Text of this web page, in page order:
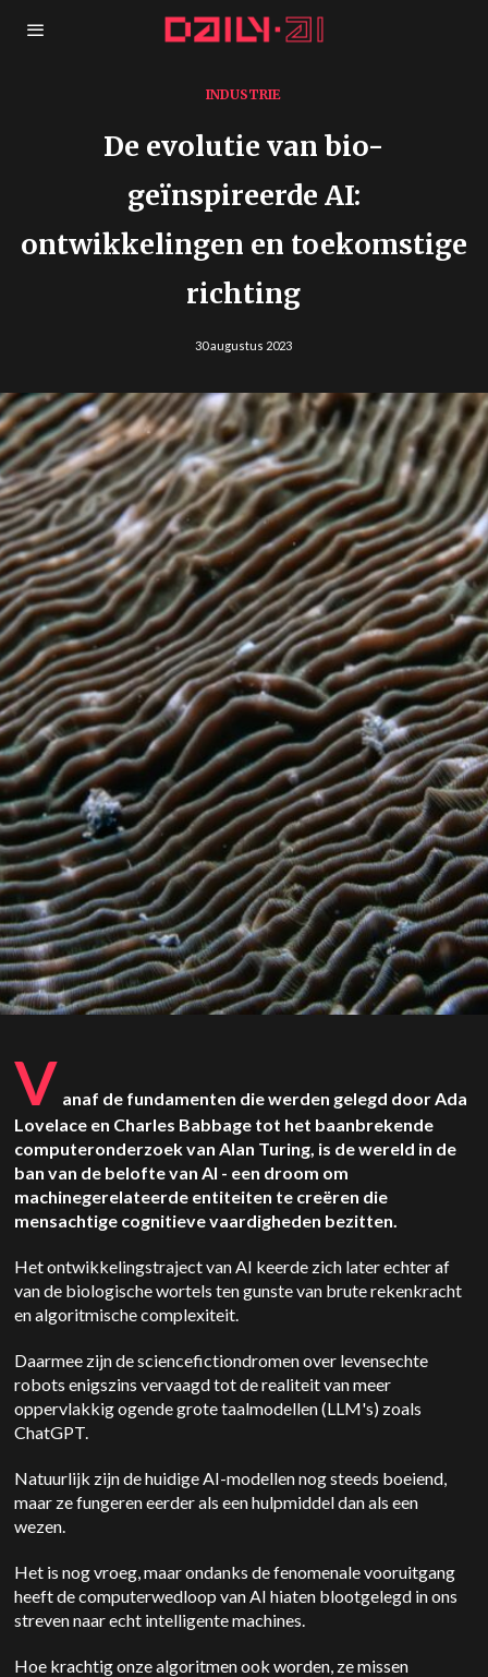
INDUSTRIE
De evolutie van bio-
geïnspireerde AI:
ontwikkelingen en toekomstige
richting
30 augustus 2023
V anaf de fundamenten die werden gelegd door Ada
Lovelace en Charles Babbage tot het baanbrekende
computeronderzoek van Alan Turing, is de wereld in de
ban van de belofte van AI - een droom om
machinegerelateerde entiteiten te creëren die
mensachtige cognitieve vaardigheden bezitten.
Het ontwikkelingstraject van AI keerde zich later echter af
van de biologische wortels ten gunste van brute rekenkracht
en algoritmische complexiteit.
Daarmee zijn de sciencefictiondromen over levensechte
robots enigszins vervaagd tot de realiteit van meer
oppervlakkig ogende grote taalmodellen (LLM's) zoals
ChatGPT.
Natuurlijk zijn de huidige AI-modellen nog steeds boeiend,
maar ze fungeren eerder als een hulpmiddel dan als een
wezen.
Het is nog vroeg, maar ondanks de fenomenale vooruitgang
heeft de computerwedloop van AI hiaten blootgelegd in ons
streven naar echt intelligente machines.
Hoe krachtig onze algoritmen ook worden, ze missen